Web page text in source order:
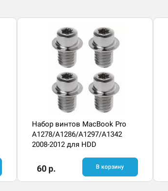
Набор винтов MacBook Pro
A1278/A1286/A1297/A1342
2008-2012 для HDD
60 р. В корзину